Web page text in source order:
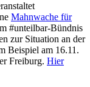
Mahnwache für
#unteilbar-Bündnis
zur Situation an der
Beispiel am 16.11.
Freiburg. Hier